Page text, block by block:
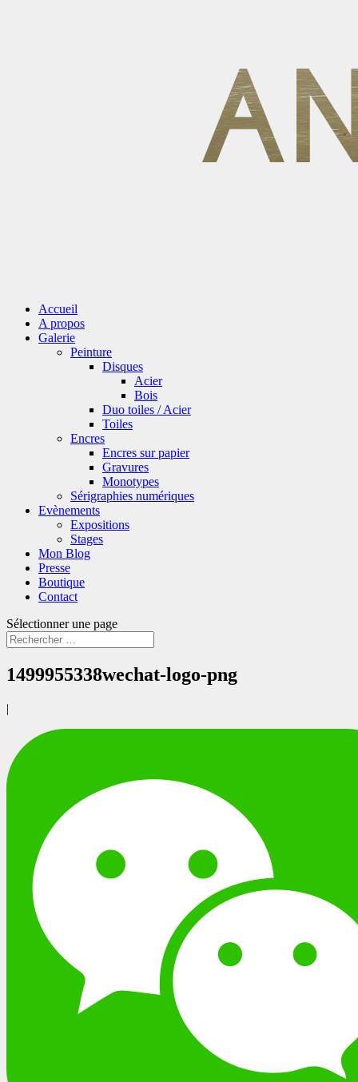
Accueil
A propos
Galerie
Peinture
Disques
Acier
Bois
Duo toiles / Acier
Toiles
Encres
Encres sur papier
Gravures
Monotypes
Sérigraphies numériques
Evènements
Expositions
Stages
Mon Blog
Presse
Boutique
Contact
Sélectionner une page
1499955338wechat-logo-png
|